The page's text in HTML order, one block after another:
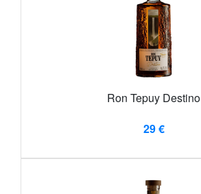
Ron Tepuy Destino
29 €